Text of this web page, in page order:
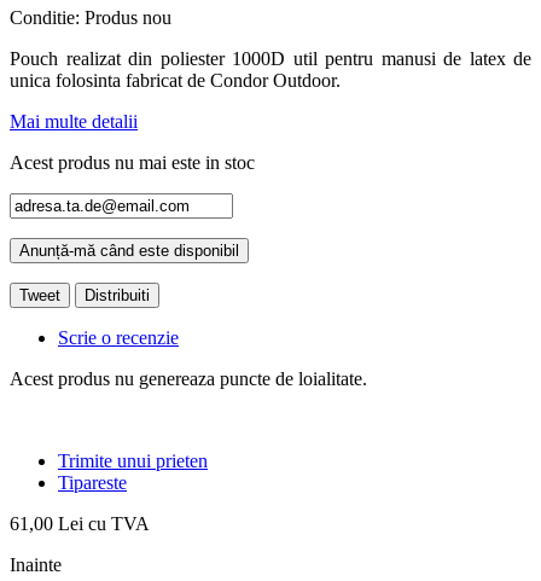
Conditie: Produs nou
Pouch realizat din poliester 1000D util pentru manusi de latex de
unica folosinta fabricat de Condor Outdoor.
Mai multe detalii
Acest produs nu mai este in stoc
Anunță-mă când este disponibil
Tweet Distribuiti
Scrie o recenzie
Acest produs nu genereaza puncte de loialitate.
Trimite unui prieten
Tipareste
61,00 Lei cu TVA
Inainte